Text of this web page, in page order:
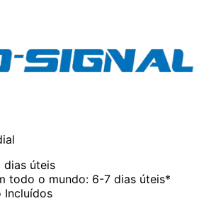
dias úteis
todo o mundo: 6-7 dias úteis*
Incluídos